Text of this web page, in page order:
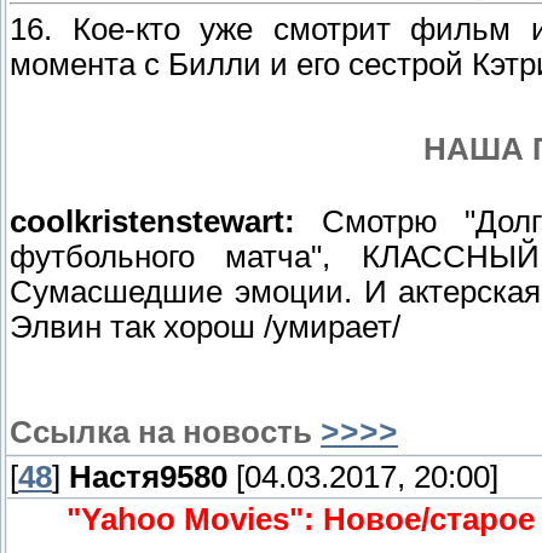
16. Кое-кто уже смотрит фильм
момента с Билли и его сестрой
НАША
coolkristenstewart: Смотрю
футбольного матча",
Сумасшедшие эмоции. И
Элвин так хорош /умирает/
Ссылка на новость >>>>
[48] Настя9580 [04.03.2017, 20:00]
"Yahoo Movies": Новое/